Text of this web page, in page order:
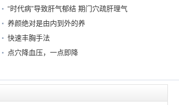
“时代病”导致肝气郁结 期门穴疏肝理气
养颜绝对是由内到外的养
快速丰胸手法
点穴降血压，一点即降